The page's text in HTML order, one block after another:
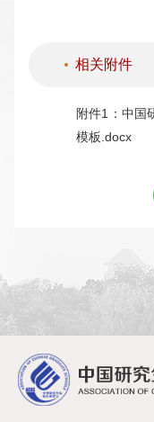
相关附件
附件1：中国
模板.docx